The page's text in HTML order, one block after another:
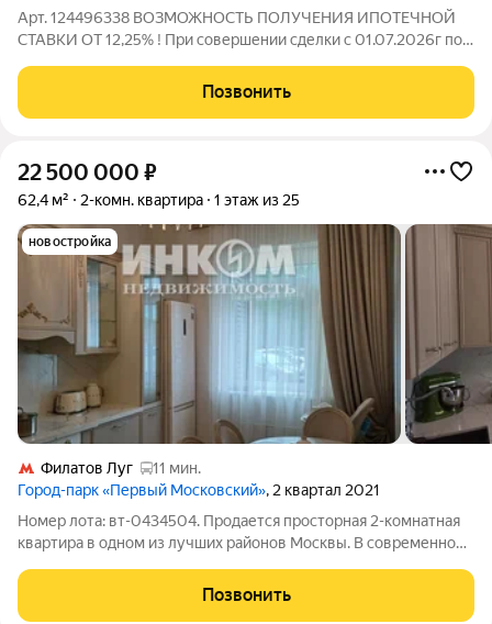
Арт. 124496338 ВОЗМОЖНОСТЬ ПОЛУЧЕНИЯ ИПОТЕЧНОЙ
СТАВКИ ОТ 12,25% ! При совершении сделки с 01.07.2026г по
ПОЕЗДКУ В ТУРЦИЮ на 8 дней на двоих (проживание, завтрак
и экскурсии) !!! ПРОДАЕТСЯ ИДЕАЛЬНАЯ
Позвонить
22 500 000 ₽
62,4 м² 2-комн. квартира 1 этаж из 25
новостройка
Филатов Луг
11 мин.
Город-парк «Первый Московский», 2 квартал 2021
Номер лота: вт-0434504. Продается просторная 2-комнатная
квартира в одном из лучших районов Москвы. В современном
Идеальный вариант для семьи, которая ценит комфорт и
удобство городской жизни. В
Позвонить